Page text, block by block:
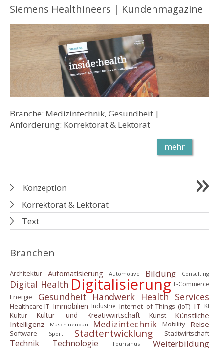
Siemens Healthineers | Kundenmagazine
Branche: Medizintechnik, Gesundheit |
Anforderung: Korrektorat & Lektorat
mehr
Konzeption
Korrektorat & Lektorat
Text
Branchen
Architektur Automatisierung Automotive Bildung Consulting
Digital Health Digitalisierung E-Commerce
Energie Gesundheit Handwerk Health Services
Healthcare-IT Immobilien Industrie Internet of Things (IoT) IT KI
Kultur Kultur- und Kreativwirtschaft Kunst
Künstliche
Intelligenz
Maschinenbau Medizintechnik Mobility Reise
Software Sport Stadtentwicklung Stadtwirtschaft
Technik Technologie Tourismus Weiterbildung